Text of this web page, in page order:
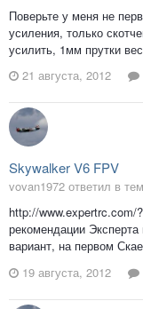
Поверьте у меня не
усиления, только
усилить, 1мм прутки
21 августа, 2012
Skywalker V6 FPV
vovan1972 ответил в
http://www.expertrc.com/
рекомендации
вариант, на первом
19 августа, 2012